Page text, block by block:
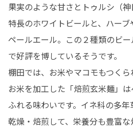
果実のような甘さとトゥルシ（
特長のホワイトビールと、ハー
ペールエール。この２種類のビ
で好評を博しているそうです。
棚田では、お米やマコモもつく
お米を加工した「焙煎玄米麺」
ふれる味わいです。イネ科の多年
乾燥・焙煎して、栄養分も豊富な